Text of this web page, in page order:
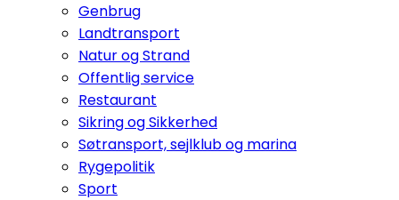
Genbrug
Landtransport
Natur og Strand
Offentlig service
Restaurant
Sikring og Sikkerhed
Søtransport, sejlklub og marina
Rygepolitik
Sport